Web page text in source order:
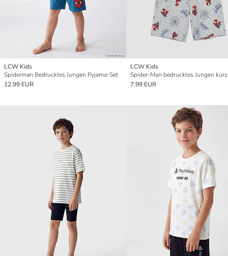
LCW Kids
Spiderman Bedrucktes Jungen Pyjama-Set
12.99 EUR
LCW Kids
7.99 EUR